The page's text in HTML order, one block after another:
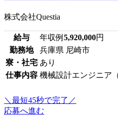
株式会社Questia
給与 年収例 5,920,000円
勤務地
兵庫県 尼崎市
寮・社宅 あり
仕事内容 機械設計エンジニア
＼最短45秒で完了／
応募へ進む